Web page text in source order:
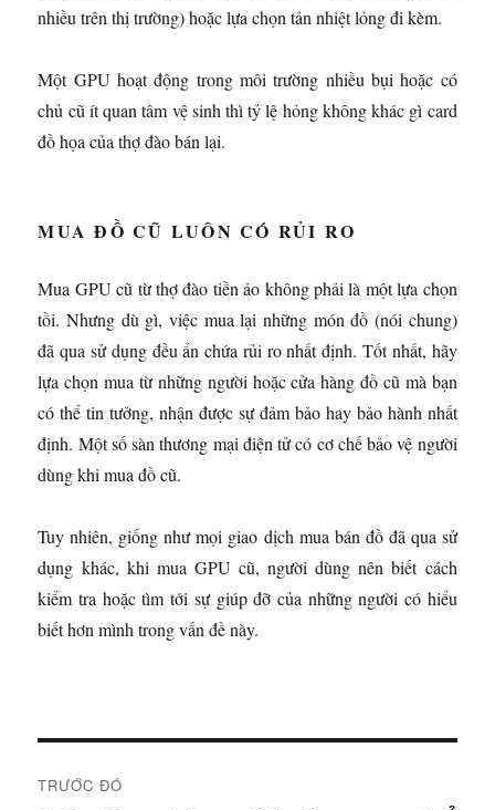
nhiều trên thị trường) hoặc lựa chọn tản nhiệt lỏng đi kèm.
Một GPU hoạt động trong môi trường nhiều bụi hoặc có
chủ cũ ít quan tâm vệ sinh thì tỷ lệ hỏng không khác gì card
đồ họa của thợ đào bán lại.
MUA ĐỒ CŨ LUÔN CÓ RỦI RO
Mua GPU cũ từ thợ đào tiền ảo không phải là một lựa chọn
tồi. Nhưng dù gì, việc mua lại những món đồ (nói chung)
đã qua sử dụng đều ẩn chứa rủi ro nhất định. Tốt nhất, hãy
lựa chọn mua từ những người hoặc cửa hàng đồ cũ mà bạn
có thể tin tưởng, nhận được sự đảm bảo hay bảo hành nhất
định. Một số sàn thương mại điện tử có cơ chế bảo vệ người
dùng khi mua đồ cũ.
Tuy nhiên, giống như mọi giao dịch mua bán đồ đã qua sử
dụng khác, khi mua GPU cũ, người dùng nên biết cách
kiểm tra hoặc tìm tới sự giúp đỡ của những người có hiểu
biết hơn mình trong vấn đề này.
TRƯỚC ĐÓ